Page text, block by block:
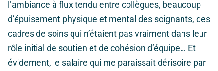
l’ambiance à flux tendu entre collègues, beaucoup
d’épuisement physique et mental des soignants, des
cadres de soins qui n’étaient pas vraiment dans leur
rôle initial de soutien et de cohésion d’équipe… Et
évidement, le salaire qui me paraissait dérisoire par